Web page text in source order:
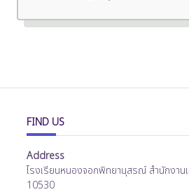
FIND US
Address
โรงเรียนหนองจอกพิทยานุสรณ์ สำนักงาน
10530